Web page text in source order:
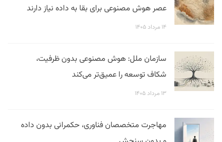
عصر هوش مصنوعی برای بقا به داده نیاز دارند
۱۴ مرداد ۱۴۰۵
سازمان ملل: هوش مصنوعی بدون ظرفیت،
شکاف توسعه را عمیق‌تر می‌کند
۱۳ مرداد ۱۴۰۵
مهاجرت متخصصان فناوری، حکمرانی بدون داده